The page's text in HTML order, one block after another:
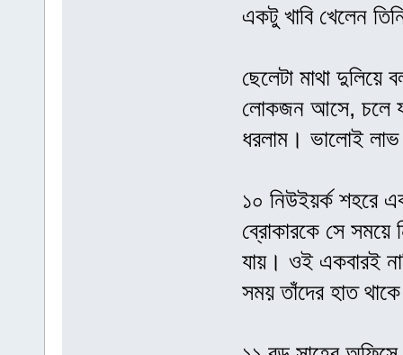
একটু খাবি খেলেন
ছেলেটা মাথা
লোকজন আসে, চলে
ধরলাম। ভালোই
১০ নিউইয়র্ক শহরে
ব্রোকারকে সে সময়ে
যায়। ওই একবারই
সময় তাঁদের হাত